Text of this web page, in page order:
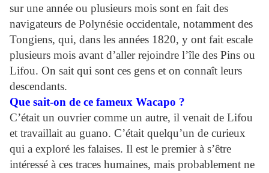
sur une année ou plusieurs mois sont en fait des
navigateurs de Polynésie occidentale, notamment des
Tongiens, qui, dans les années 1820, y ont fait escale
plusieurs mois avant d’aller rejoindre l’île des Pins ou
Lifou. On sait qui sont ces gens et on connaît leurs
descendants.
Que sait-on de ce fameux Wacapo ?
C’était un ouvrier comme un autre, il venait de Lifou
et travaillait au guano. C’était quelqu’un de curieux
qui a exploré les falaises. Il est le premier à s’être
intéressé à ces traces humaines, mais probablement ne